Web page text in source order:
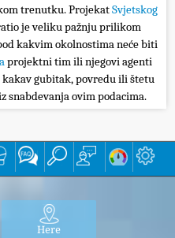
trenutku. ProjekatSvjetskog
je veliku pažnju prilikom
kakvim okolnostima neće biti
projektni tim ili njegovi agenti
gubitak, povredu ili štetu
ovim podacima.
Here